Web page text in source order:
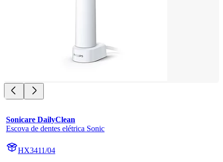
Sonicare DailyClean
Escova de dentes elétrica Sonic
HX3411/04